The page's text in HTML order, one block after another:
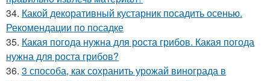
34. Какой декоративный кустарник посадить осенью.
Рекомендации по посадке
35. Какая погода нужна для роста грибов. Какая погода
нужна для роста грибов?
36. 3 способа, как сохранить урожай винограда в